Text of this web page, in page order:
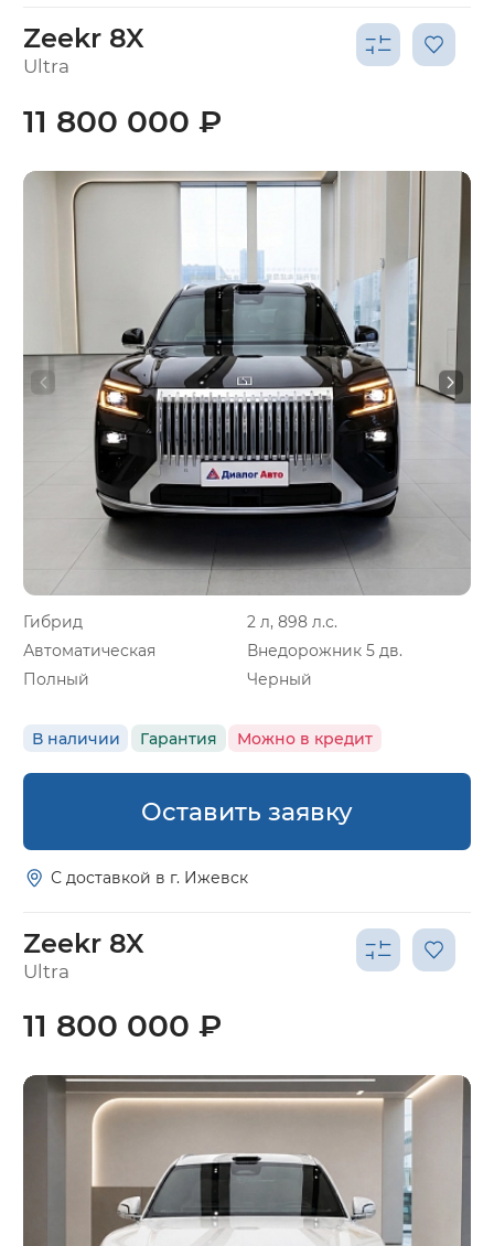
Zeekr 8X
Ultra
Гибрид
2 л, 898 л.с.
Автоматическая
Внедорожник 5 дв.
Полный
Черный
В наличии Гарантия Можно в кредит
11 800 000 ₽
Оставить заявку
С доставкой в г. Ижевск
Zeekr 8X
Ultra
11 800 000 ₽